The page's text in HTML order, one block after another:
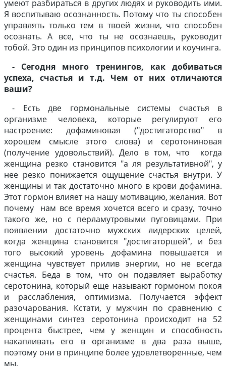
умеют разбираться в других людях и руководить ими.
Я воспитываю осознанность. Потому что ты способен
управлять только тем в твоей жизни, что способен
осознать. А все, что ты не осознаешь, руководит
тобой. Это один из принципов психологии и коучинга.
- Сегодня много тренингов, как добиваться
успеха, счастья и т.д. Чем от них отличаются
ваши?
- Есть две гормональные системы счастья в
организме человека, которые регулируют его
настроение: дофаминовая ("достигаторство" в
хорошем смысле этого слова) и серотониновая
(получение удовольствий). Дело в том, что когда
женщина резко становится "а ля результативной", у
нее резко понижается ощущение счастья внутри. У
женщины и так достаточно много в крови дофамина.
Этот гормон влияет на нашу мотивацию, желания. Вот
почему нам все время хочется всего и сразу, точно
такого же, но с перламутровыми пуговицами. При
появлении достаточно мужских лидерских целей,
когда женщина становится "достигаторшей", и без
того высокий уровень дофамина повышается и
женщина чувствует прилив энергии, но не всегда
счастья. Беда в том, что он подавляет выработку
серотонина, который еще называют гормоном покоя
и расслабления, оптимизма. Получается эффект
разочарования. Кстати, у мужчин по сравнению с
женщинами синтез серотонина происходит на 52
процента быстрее, чем у женщин и способность
накапливать его в организме в два раза выше,
поэтому они в принципе более удовлетворенные, чем
мы.